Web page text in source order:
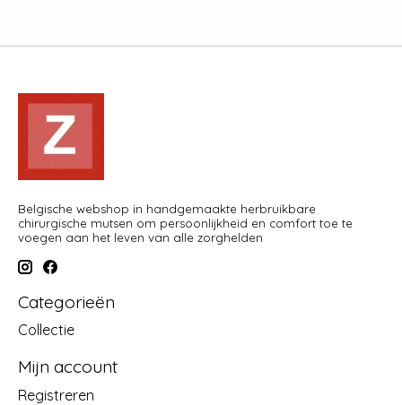
Belgische webshop in handgemaakte herbruikbare
chirurgische mutsen om persoonlijkheid en comfort toe te
voegen aan het leven van alle zorghelden
Categorieën
Collectie
Mijn account
Registreren